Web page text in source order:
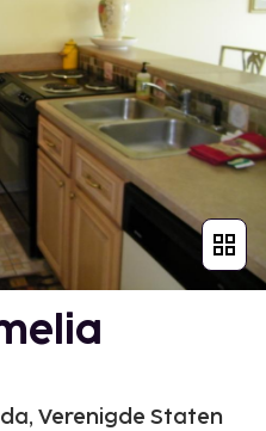
Verenigde Staten